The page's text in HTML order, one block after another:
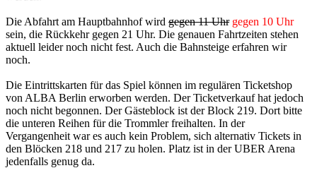
Die Abfahrt am Hauptbahnhof wird gegen 11 Uhr gegen 10 Uhr
sein, die Rückkehr gegen 21 Uhr. Die genauen Fahrtzeiten stehen
aktuell leider noch nicht fest. Auch die Bahnsteige erfahren wir
noch.
Die Eintrittskarten für das Spiel können im regulären Ticketshop
von ALBA Berlin erworben werden. Der Ticketverkauf hat jedoch
noch nicht begonnen. Der Gästeblock ist der Block 219. Dort bitte
die unteren Reihen für die Trommler freihalten. In der
Vergangenheit war es auch kein Problem, sich alternativ Tickets in
den Blöcken 218 und 217 zu holen. Platz ist in der UBER Arena
jedenfalls genug da.